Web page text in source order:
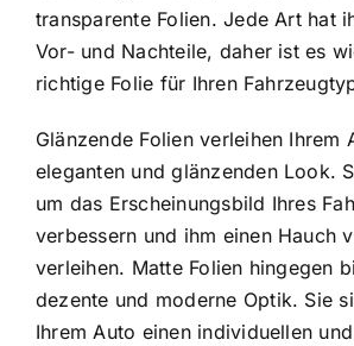
transparente Folien. Jede Art hat
Vor- und Nachteile, daher ist es
richtige Folie für Ihren
Glänzende Folien verleihen Ihrem
eleganten und glänzenden Look.
um das Erscheinungsbild Ihres
verbessern und ihm einen Hauch
verleihen. Matte Folien hingegen
dezente und moderne Optik. Sie
Ihrem Auto einen individuellen